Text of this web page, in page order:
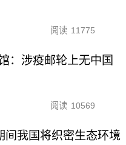
阅读 11775
：涉疫邮轮上无中国
阅读 10569
间我国将织密生态环境